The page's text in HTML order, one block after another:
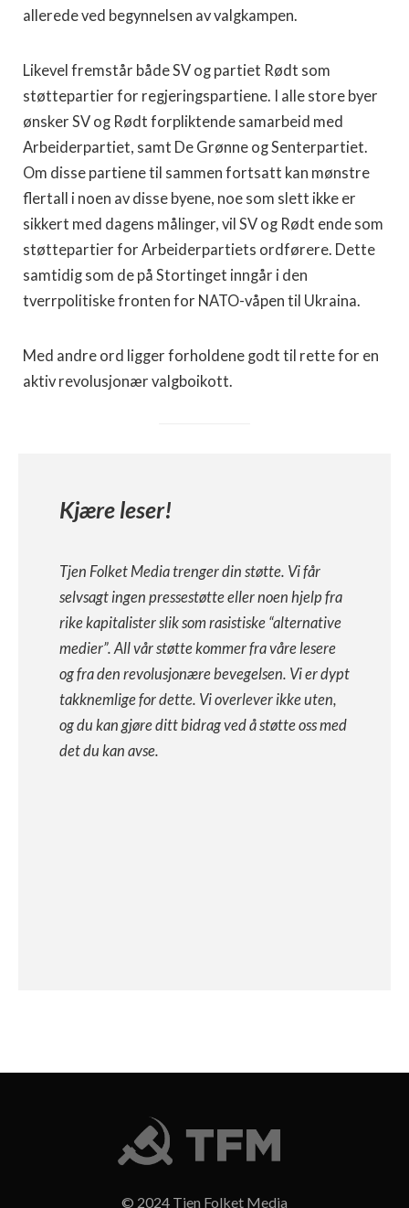
allerede ved begynnelsen av valgkampen.
Likevel fremstår både SV og partiet Rødt som
støttepartier for regjeringspartiene. I alle store byer
ønsker SV og Rødt forpliktende samarbeid med
Arbeiderpartiet, samt De Grønne og Senterpartiet.
Om disse partiene til sammen fortsatt kan mønstre
flertall i noen av disse byene, noe som slett ikke er
sikkert med dagens målinger, vil SV og Rødt ende som
støttepartier for Arbeiderpartiets ordførere. Dette
samtidig som de på Stortinget inngår i den
tverrpolitiske fronten for NATO-våpen til Ukraina.
Med andre ord ligger forholdene godt til rette for en
aktiv revolusjonær valgboikott.
Kjære leser!
Tjen Folket Media trenger din støtte. Vi får
selvsagt ingen pressestøtte eller noen hjelp fra
rike kapitalister slik som rasistiske “alternative
medier”. All vår støtte kommer fra våre lesere
og fra den revolusjonære bevegelsen. Vi er dypt
takknemlige for dette. Vi overlever ikke uten,
og du kan gjøre ditt bidrag ved å støtte oss med
det du kan avse.
© 2024 Tjen Folket Media